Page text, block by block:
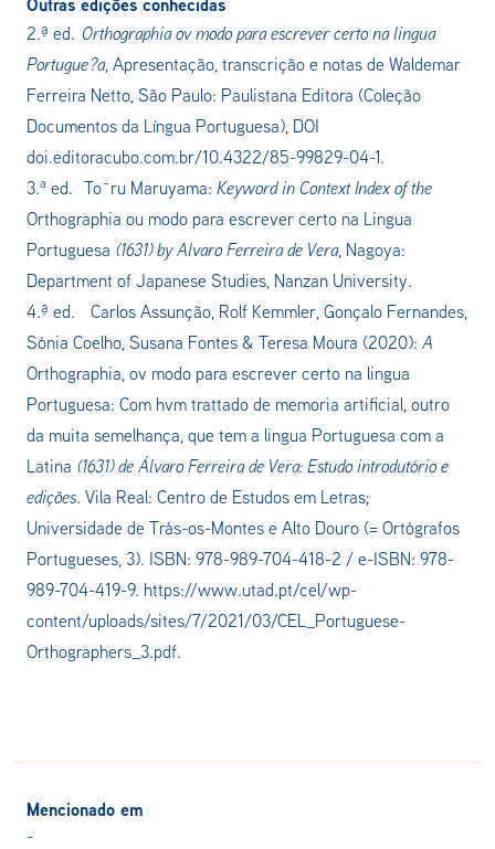
Outras edições conhecidas
2.ª ed. Orthographia ov modo para escrever certo na lingua
Portugue?a, Apresentação, transcrição e notas de Waldemar
Ferreira Netto, São Paulo: Paulistana Editora (Coleção
Documentos da Língua Portuguesa), DOI
doi.editoracubo.com.br/10.4322/85-99829-04-1.
3.a ed. To¯ru Maruyama: Keyword in Context Index of the
Orthographia ou modo para escrever certo na Lingua
Portuguesa (1631) by Alvaro Ferreira de Vera, Nagoya:
Department of Japanese Studies, Nanzan University.
4.ª ed.
Carlos Assunção, Rolf Kemmler, Gonçalo Fernandes,
Sónia Coelho, Susana Fontes & Teresa Moura (2020): A
Orthographia, ov modo para escrever certo na lingua
Portuguesa: Com hvm trattado de memoria artificial, outro
da muita semelhança, que tem a lingua Portuguesa com a
Latina (1631) de Álvaro Ferreira de Vera: Estudo introdutório e
edições. Vila Real: Centro de Estudos em Letras;
Universidade de Trás-os-Montes e Alto Douro (= Ortógrafos
Portugueses, 3). ISBN: 978-989-704-418-2 / e-ISBN: 978-
989-704-419-9. https://www.utad.pt/cel/wp-
content/uploads/sites/7/2021/03/CEL_Portuguese-
Orthographers_3.pdf.
Mencionado em
-